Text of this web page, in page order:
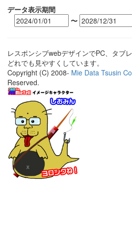
データ表示期間
〜
レスポンシブwebデザインでPC、タブ
どれでも見やすくしています。
Copyright (C) 2008- Mie Data Tsusin
Reserved.